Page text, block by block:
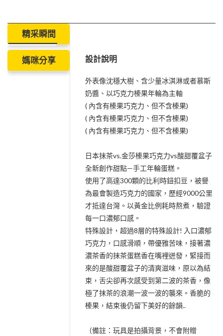
精采瞬間
媽咪分享 設計說明
外表像沈穩大樹、含少量冰淇淋或者慕斯
奶醬、以巧克力榛果年輪為主軸
( 內含有榛果巧克力、但不含榛果)
( 內含有榛果巧克力、但不含榛果)
( 內含有榛果巧克力、但不含榛果)
日本抹茶vs.金莎榛果巧克力vs酸甜覆盆子
全新創作甜點—手工年輪蛋糕。
使用了高達300顆的比利時鈕扣豆，被譽
為最會製造巧克力的國家，歷經9000公里
才抵達台灣。以黃金比例耗時熬煮，驗證
每一口濃郁口感。
特殊設計，超過8層的特殊設計! 入口濃郁
巧克力，口感滑順，帶優雅苦味，接著濃
濃茶香的抹茶蛋糕香在嘴裡迸發，緊接而
來的是酸甜覆盆子的清爽滋味，原以為結
束，舌尖卻再次感受到第二波的茶香，像
極了抹茶的浪潮一波一波的襲來。香脆的
榛果，結束後仍留下美好的餘韻..
（備註：玩具是拍攝背景，不會附贈